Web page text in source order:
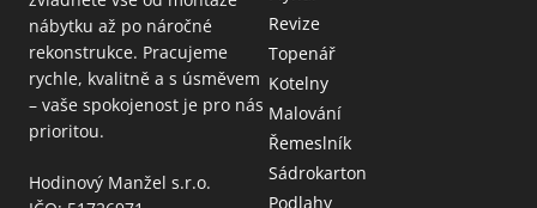
nábytku až po náročné
rekonstrukce. Pracujeme
rychle, kvalitně a s úsměvem
– vaše spokojenost je pro nás
prioritou.
Hodinový Manžel s.r.o.
Revize
Topenář
Kotelny
Malování
Řemeslník
Sádrokarton
Podlahy